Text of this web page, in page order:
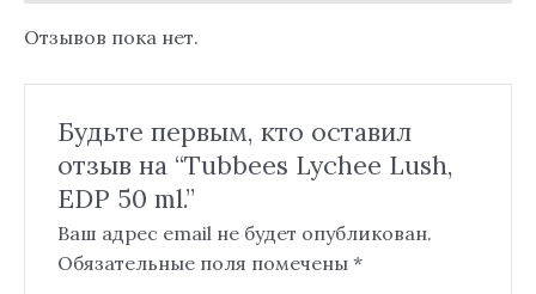
Отзывов пока нет.
Будьте первым, кто оставил
отзыв на “Tubbees Lychee Lush,
EDP 50 ml.”
Ваш адрес email не будет опубликован.
Обязательные поля помечены *